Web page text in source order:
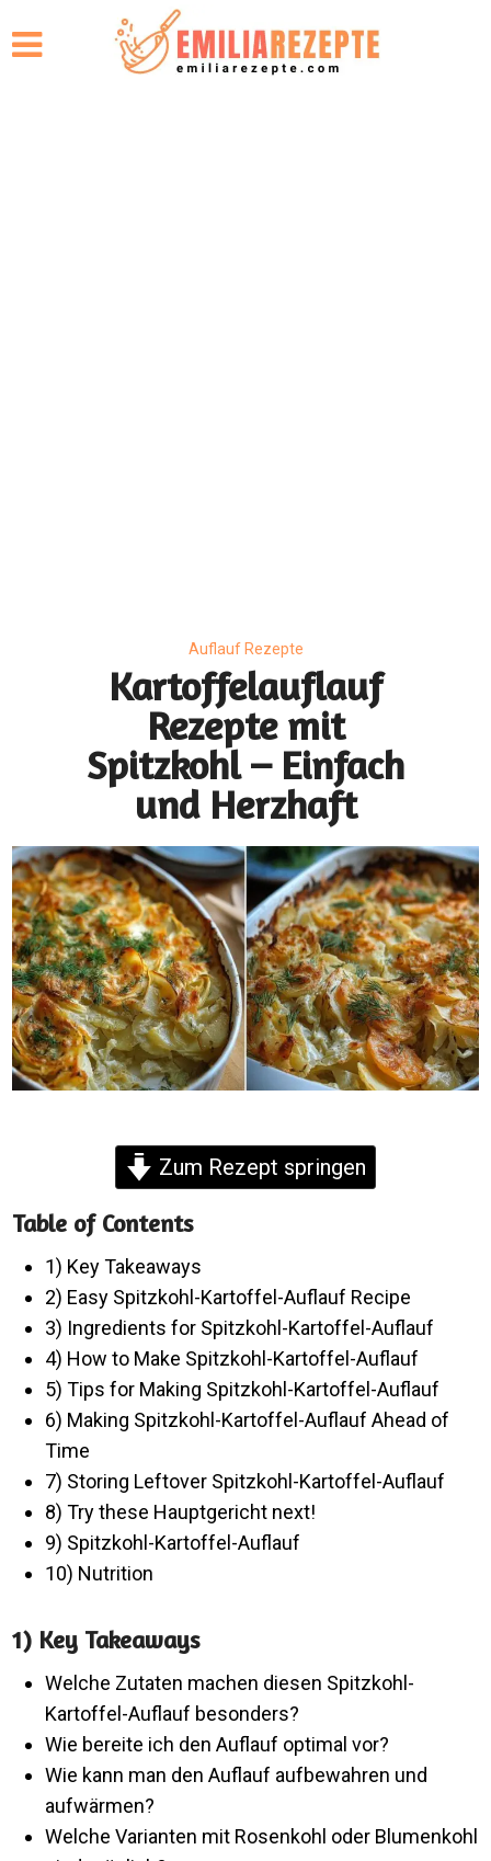
Auflauf Rezepte
Kartoffelauflauf
Rezepte mit
Spitzkohl – Einfach
und Herzhaft
Zum Rezept springen
Table of Contents
1) Key Takeaways
2) Easy Spitzkohl-Kartoffel-Auflauf Recipe
3) Ingredients for Spitzkohl-Kartoffel-Auflauf
4) How to Make Spitzkohl-Kartoffel-Auflauf
5) Tips for Making Spitzkohl-Kartoffel-Auflauf
6) Making Spitzkohl-Kartoffel-Auflauf Ahead of
Time
7) Storing Leftover Spitzkohl-Kartoffel-Auflauf
8) Try these Hauptgericht next!
9) Spitzkohl-Kartoffel-Auflauf
10) Nutrition
1) Key Takeaways
Welche Zutaten machen diesen Spitzkohl-
Kartoffel-Auflauf besonders?
Wie bereite ich den Auflauf optimal vor?
Wie kann man den Auflauf aufbewahren und
aufwärmen?
Welche Varianten mit Rosenkohl oder Blumenkohl